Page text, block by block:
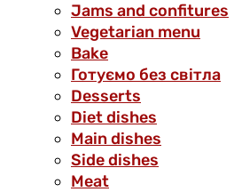
Jams and confitures
Vegetarian menu
Bake
Готуємо без світла
Desserts
Diet dishes
Main dishes
Side dishes
Meat